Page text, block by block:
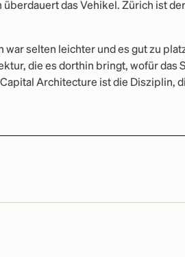
das Vehikel. Zürich ist
war selten leichter und es gut zu
die es dorthin bringt, wofür das
Architecture ist die Disziplin,